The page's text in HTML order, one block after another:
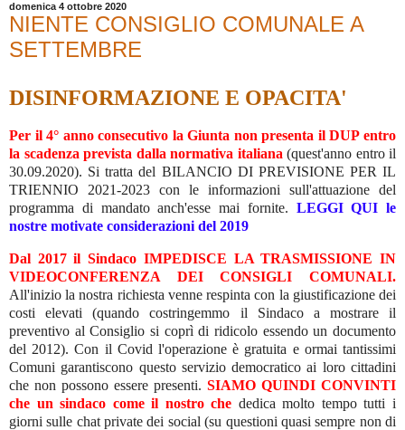
domenica 4 ottobre 2020
NIENTE CONSIGLIO COMUNALE A
SETTEMBRE
DISINFORMAZIONE E OPACITA'
Per il 4° anno consecutivo la Giunta non presenta il DUP entro
la scadenza prevista dalla normativa italiana (quest'anno entro il
30.09.2020). Si tratta del BILANCIO DI PREVISIONE PER IL
TRIENNIO 2021-2023 con le informazioni sull'attuazione del
programma di mandato anch'esse mai fornite. LEGGI QUI le
nostre motivate considerazioni del 2019
Dal 2017 il Sindaco IMPEDISCE LA TRASMISSIONE IN
VIDEOCONFERENZA DEI CONSIGLI COMUNALI.
All'inizio la nostra richiesta venne respinta con la giustificazione dei
costi elevati (quando costringemmo il Sindaco a mostrare il
preventivo al Consiglio si coprì di ridicolo essendo un documento
del 2012). Con il Covid l'operazione è gratuita e ormai tantissimi
Comuni garantiscono questo servizio democratico ai loro cittadini
che non possono essere presenti. SIAMO QUINDI CONVINTI
che un sindaco come il nostro che dedica molto tempo tutti i
giorni sulle chat private dei social (su questioni quasi sempre non di